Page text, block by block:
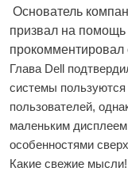
Основатель
призвал на помощь
прокомментировал
Глава Dell
системы
пользователей,
маленьким
особенностями
Какие свежие